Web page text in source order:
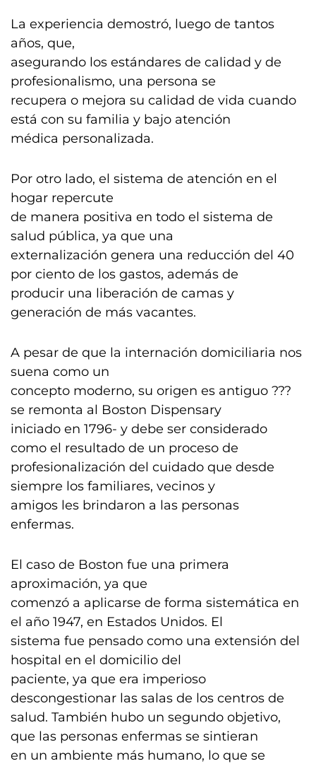
La experiencia demostró, luego de tantos
años, que,
asegurando los estándares de calidad y de
profesionalismo, una persona se
recupera o mejora su calidad de vida cuando
está con su familia y bajo atención
médica personalizada.
Por otro lado, el sistema de atención en el
hogar repercute
de manera positiva en todo el sistema de
salud pública, ya que una
externalización genera una reducción del 40
por ciento de los gastos, además de
producir una liberación de camas y
generación de más vacantes.
A pesar de que la internación domiciliaria nos
suena como un
concepto moderno, su origen es antiguo ???
se remonta al Boston Dispensary
iniciado en 1796- y debe ser considerado
como el resultado de un proceso de
profesionalización del cuidado que desde
siempre los familiares, vecinos y
amigos les brindaron a las personas
enfermas.
El caso de Boston fue una primera
aproximación, ya que
comenzó a aplicarse de forma sistemática en
el año 1947, en Estados Unidos. El
sistema fue pensado como una extensión del
hospital en el domicilio del
paciente, ya que era imperioso
descongestionar las salas de los centros de
salud. También hubo un segundo objetivo,
que las personas enfermas se sintieran
en un ambiente más humano, lo que se